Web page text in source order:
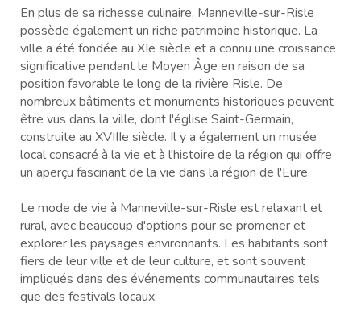
En plus de sa richesse culinaire, Manneville-sur-Risle
possède également un riche patrimoine historique. La
ville a été fondée au XIe siècle et a connu une croissance
significative pendant le Moyen Âge en raison de sa
position favorable le long de la rivière Risle. De
nombreux bâtiments et monuments historiques peuvent
être vus dans la ville, dont l'église Saint-Germain,
construite au XVIIIe siècle. Il y a également un musée
local consacré à la vie et à l'histoire de la région qui offre
un aperçu fascinant de la vie dans la région de l'Eure.
Le mode de vie à Manneville-sur-Risle est relaxant et
rural, avec beaucoup d'options pour se promener et
explorer les paysages environnants. Les habitants sont
fiers de leur ville et de leur culture, et sont souvent
impliqués dans des événements communautaires tels
que des festivals locaux.